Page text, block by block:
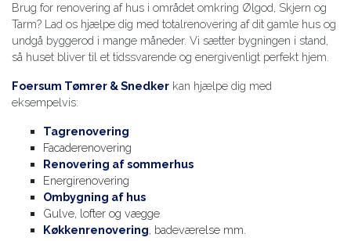
Brug for renovering af hus i området omkring Ølgod, Skjern og
Tarm? Lad os hjælpe dig med totalrenovering af dit gamle hus og
undgå byggerod i mange måneder. Vi sætter bygningen i stand,
så huset bliver til et tidssvarende og energivenligt perfekt hjem.
Foersum Tømrer & Snedker kan hjælpe dig med
eksempelvis:
Tagrenovering
Facaderenovering
Renovering af sommerhus
Energirenovering
Ombygning af hus
Gulve, lofter og vægge
Køkkenrenovering, badeværelse mm.